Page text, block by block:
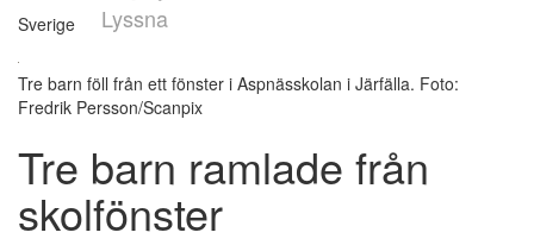
Lyssna
Sverige
Tre barn föll från ett fönster i Aspnässkolan i Järfälla. Foto:
Fredrik Persson/Scanpix
Tre barn ramlade från
skolfönster